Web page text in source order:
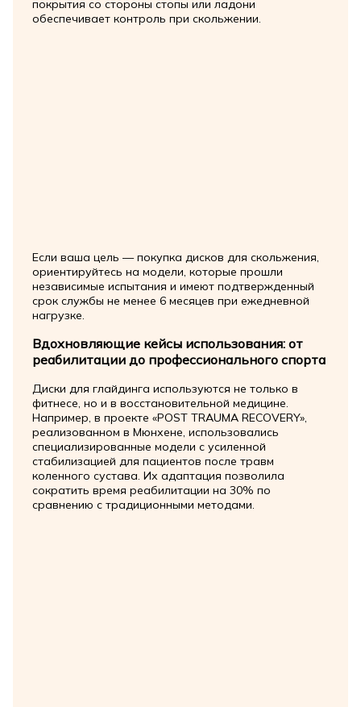
покрытия со стороны стопы или ладони
обеспечивает контроль при скольжении.
Если ваша цель — покупка дисков для скольжения,
ориентируйтесь на модели, которые прошли
независимые испытания и имеют подтвержденный
срок службы не менее 6 месяцев при ежедневной
нагрузке.
Вдохновляющие кейсы использования: от
реабилитации до профессионального спорта
Диски для глайдинга используются не только в
фитнесе, но и в восстановительной медицине.
Например, в проекте «POST TRAUMA RECOVERY»,
реализованном в Мюнхене, использовались
специализированные модели с усиленной
стабилизацией для пациентов после травм
коленного сустава. Их адаптация позволила
сократить время реабилитации на 30% по
сравнению с традиционными методами.